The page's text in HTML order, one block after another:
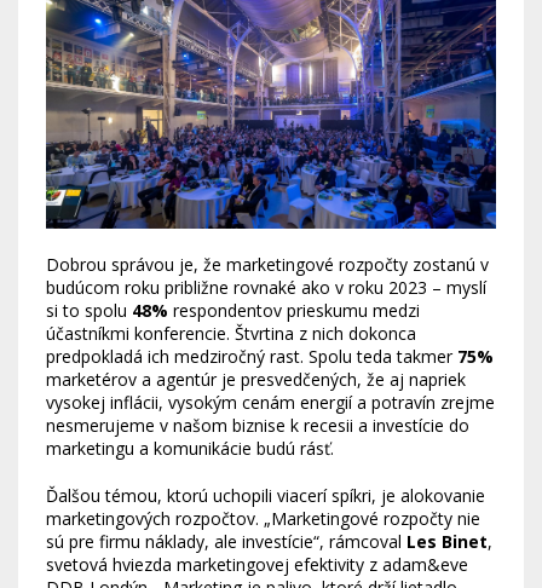
Dobrou správou je, že marketingové rozpočty zostanú v
budúcom roku približne rovnaké ako v roku 2023 – myslí
si to spolu 48% respondentov prieskumu medzi
účastníkmi konferencie. Štvrtina z nich dokonca
predpokladá ich medziročný rast. Spolu teda takmer 75%
marketérov a agentúr je presvedčených, že aj napriek
vysokej inflácii, vysokým cenám energií a potravín zrejme
nesmerujeme v našom biznise k recesii a investície do
marketingu a komunikácie budú rásť.
Ďalšou témou, ktorú uchopili viacerí spíkri, je alokovanie
marketingových rozpočtov. „Marketingové rozpočty nie
sú pre firmu náklady, ale investície“, rámcoval Les Binet,
svetová hviezda marketingovej efektivity z adam&eve